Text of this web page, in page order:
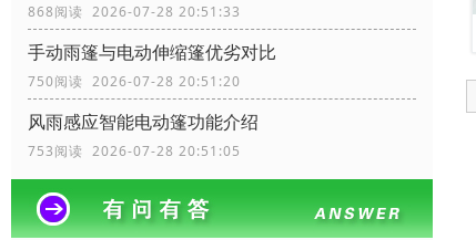
868阅读 2026-07-28 20:51:33
手动雨篷与电动伸缩篷优劣对比
750阅读 2026-07-28 20:51:20
风雨感应智能电动篷功能介绍
753阅读 2026-07-28 20:51:05